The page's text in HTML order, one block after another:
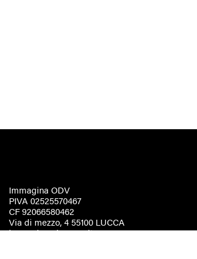
Immagina ODV
PIVA 02525570467
CF 92066580462
Via di mezzo, 4 55100 LUCCA
immaginaodv@pec.it